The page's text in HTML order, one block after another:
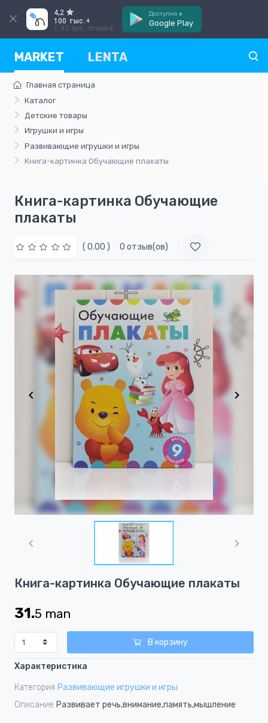
4,2
100 тыс.+
1,92 тыс. отзыва
Доступно в
Google Play
MARKET LENTA
Главная страница
Каталог
Детские товары
Игрушки и игры
Развивающие игрушки и игры
Книга-картинка Обучающие плакаты
Книга-картинка Обучающие
плакаты
( 0.00 ) 0 отзыв(ов)
1
1
Книга-картинка Обучающие плакаты
31.5 man
В корзину
Характеристика
Категория Развивающие игрушки и игры
Описание Развивает речь,внимание,память,мышление